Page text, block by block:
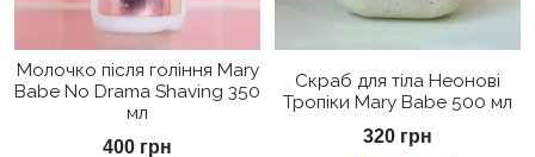
Молочко після гоління Mary
Babe No Drama Shaving 350
мл
400 грн
Скраб для тіла Неонові
Тропіки Mary Babe 500 мл
320 грн